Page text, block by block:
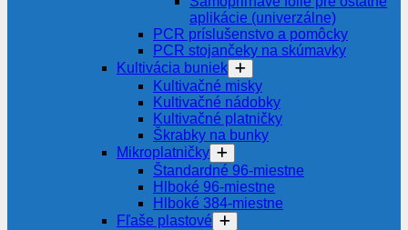
aplikácie (univerzálne)
PCR príslušenstvo a pomôcky
PCR stojančeky na skúmavky
Kultivácia buniek
Kultivačné misky
Kultivačné nádobky
Kultivačné platničky
Škrabky na bunky
Mikroplatničky
Štandardné 96-miestne
Hlboké 96-miestne
Hlboké 384-miestne
Fľaše plastové